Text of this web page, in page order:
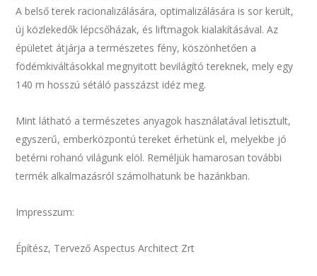
A belső terek racionalizálására, optimalizálására is sor került,
új közlekedők lépcsőházak, és liftmagok kialakításával. Az
épületet átjárja a természetes fény, köszönhetően a
födémkiváltásokkal megnyitott bevilágító tereknek, mely egy
140 m hosszú sétáló passzázst idéz meg.
Mint látható a természetes anyagok használatával letisztult,
egyszerű, emberközpontú tereket érhetünk el, melyekbe jó
betérni rohanó világunk elöl. Reméljük hamarosan további
termék alkalmazásról számolhatunk be hazánkban.
Impresszum:
Építész, Tervező Aspectus Architect Zrt